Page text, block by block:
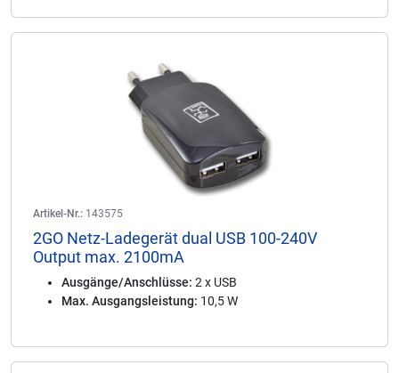
Artikel-Nr.: 143575
2GO Netz-Ladegerät dual USB 100-240V
Output max. 2100mA
Ausgänge/Anschlüsse: 2 x USB
Max. Ausgangsleistung: 10,5 W